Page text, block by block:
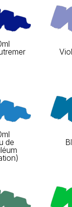
de